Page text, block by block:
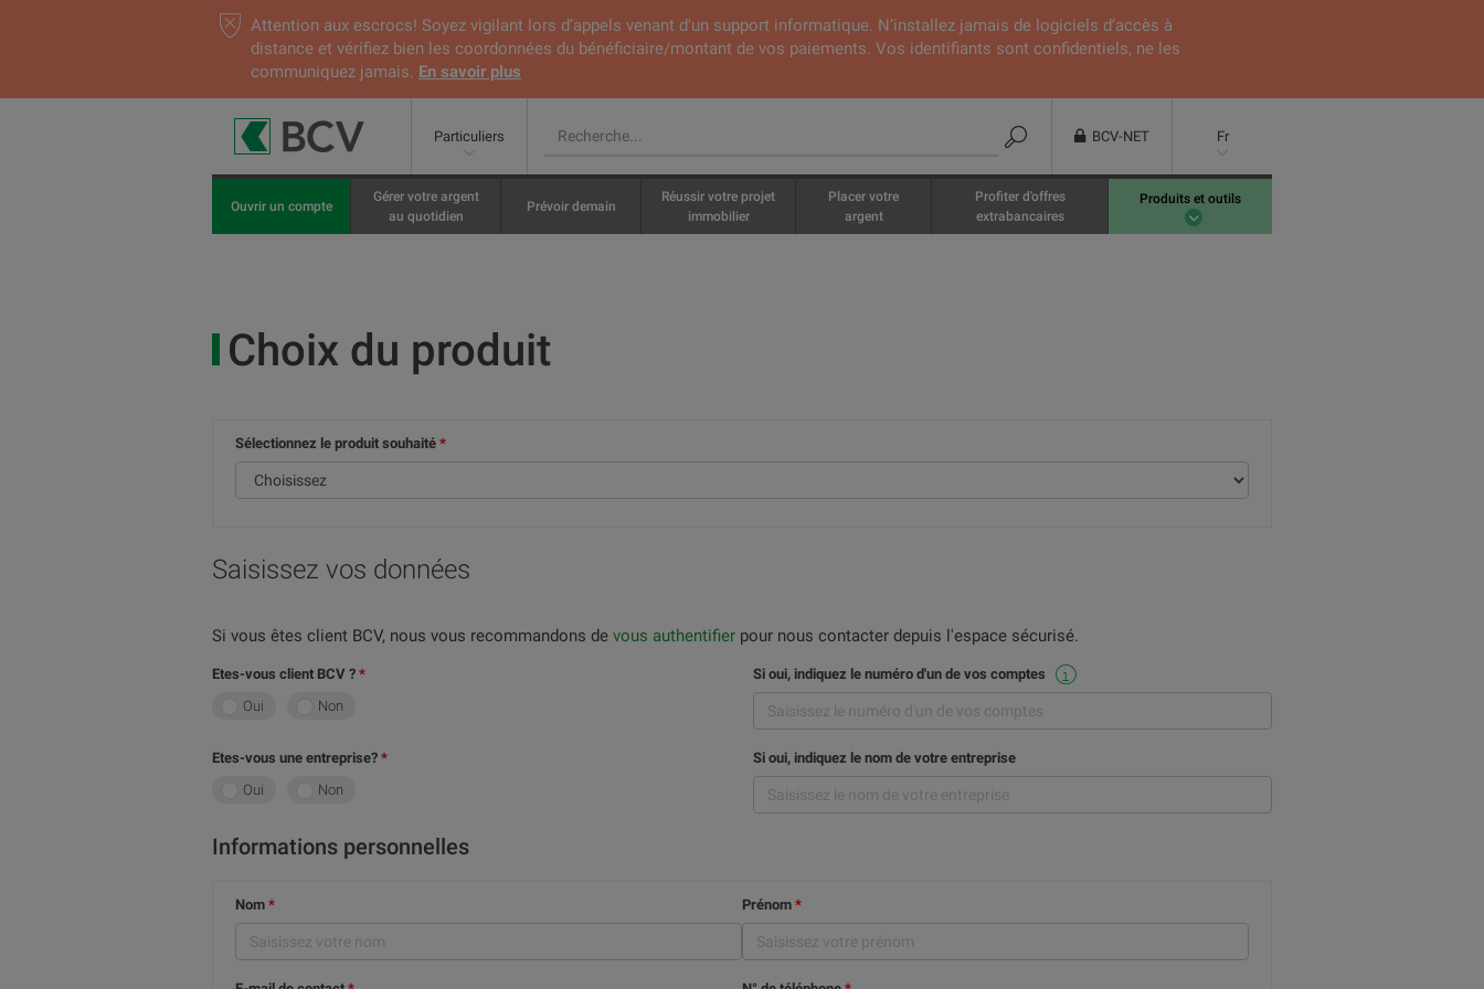
Attention aux escrocs! Soyez vigilant lors d’appels venant d'un support informatique. N’installez jamais de logiciels d’accès à
distance et vérifiez bien les coordonnées du bénéficiaire/montant de vos paiements. Vos identifiants sont confidentiels, ne les
communiquez jamais. En savoir plus
Particuliers BCV-NET Fr
Ouvrir un compte
Gérer votre argent
au quotidien
Prévoir demain
Réussir votre projet
immobilier
Placer votre
argent
Profiter d'offres
extrabancaires
Produits et outils
Choix du produit
Sélectionnez le produit souhaité
Saisissez vos données
Si vous êtes client BCV, nous vous recommandons de vous authentifier pour nous contacter depuis l'espace sécurisé.
Etes-vous client BCV ?
Oui
Non
Si oui, indiquez le numéro d'un de vos comptes
Etes-vous une entreprise?
Oui
Non
Si oui, indiquez le nom de votre entreprise
Informations personnelles
Nom Prénom